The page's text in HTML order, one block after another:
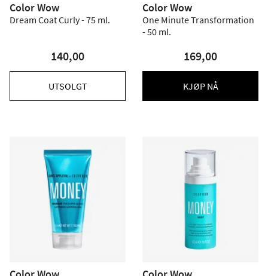
Color Wow
Dream Coat Curly - 75 ml.
140,00
UTSOLGT
Color Wow
One Minute Transformation
- 50 ml.
169,00
KJØP NÅ